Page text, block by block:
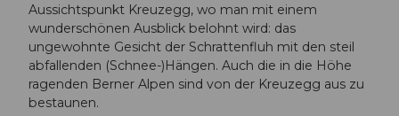
Aussichtspunkt Kreuzegg, wo man mit einem
wunderschönen Ausblick belohnt wird: das
ungewohnte Gesicht der Schrattenfluh mit den steil
abfallenden (Schnee-)Hängen. Auch die in die Höhe
ragenden Berner Alpen sind von der Kreuzegg aus zu
bestaunen.